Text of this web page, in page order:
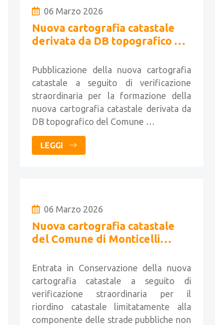
06 Marzo 2026
Nuova cartografia catastale
derivata da DB topografico del
Pubblicazione della nuova cartografia
catastale a seguito di verificazione
straordinaria per la formazione della
nuova cartografia catastale derivata da
DB topografico del Comune …
LEGGI
06 Marzo 2026
Nuova cartografia catastale
del Comune di Monticelli
Entrata in Conservazione della nuova
cartografia catastale a seguito di
verificazione straordinaria per il
riordino catastale limitatamente alla
componente delle strade pubbliche non